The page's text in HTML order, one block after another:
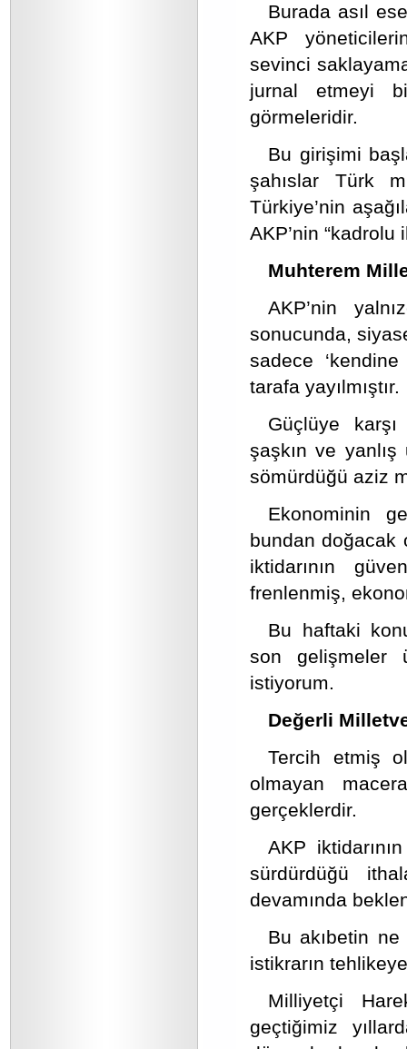
Burada asıl
AKP
sevinci
jurnal etmeyi
görmeleridir.
Bu girişimi
şahıslar Türk
Türkiye’nin
AKP’nin “kadrolu
Muhterem
AKP’nin
sonucunda,
sadece
tarafa yayılmıştır.
Güçlüye
şaşkın ve yanlış
sömürdüğü aziz
Ekonominin
bundan doğacak
iktidarının
frenlenmiş,
Bu haftaki
son gelişmeler
istiyorum.
Değerli
Tercih etmiş
olmayan
gerçeklerdir.
AKP
sürdürdüğü
devamında
Bu akıbetin
istikrarın
Milliyetçi
geçtiğimiz